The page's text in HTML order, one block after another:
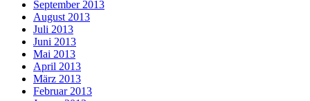
September 2013
August 2013
Juli 2013
Juni 2013
Mai 2013
April 2013
März 2013
Februar 2013